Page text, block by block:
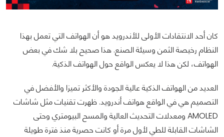
كان أحد الانتقادات الأولى للأندرويد هو أن الهواتف التي تعمل بهذا
النظام رخيصة الثمن وسيئة الصنع. هذا صحيح بلا شك في بعض
الهواتف، لكن هذا لا يعكس الواقع حول الهواتف الذكية.
العديد من الهواتف الذكية عالية الجودة والأكثر تميزا والأفضل في
التصميم هي في الواقع هواتف أندرويد. ظهرت تقنيات مثل شاشات
AMOLED ومعدلات التحديث العالية والمسح البيومتري وحتى
الشاشات القابلة للطي لأول مرة أو كانت حصرية منذ فترة طويلة